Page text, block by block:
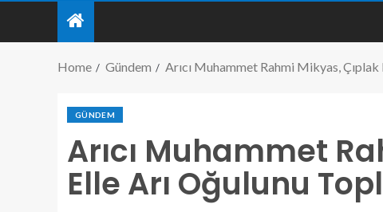
Home Gündem Arıcı Muhammet Rahmi Mikyas, Çıplak
GÜNDEM
Arıcı Muhammet
Elle Arı Oğulunu